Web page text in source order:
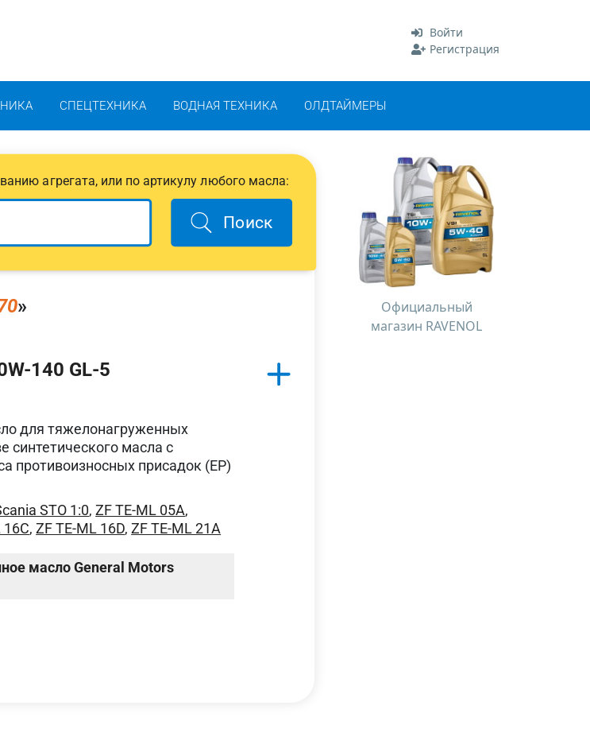
Войти
Регистрация
СПЕЦТЕХНИКА ВОДНАЯ ТЕХНИКА ОЛДТАЙМЕРЫ
агрегата, или по артикулу любого масла:
Поиск
»
140 GL-5
для тяжелонагруженных
синтетического масла с
противоизносных присадок (ЕР)
STO 1:0,ZF TE-ML 05A,
16C,ZF TE-ML 16D,ZF TE-ML 21A
масло General Motors
Официальный
магазин RAVENOL